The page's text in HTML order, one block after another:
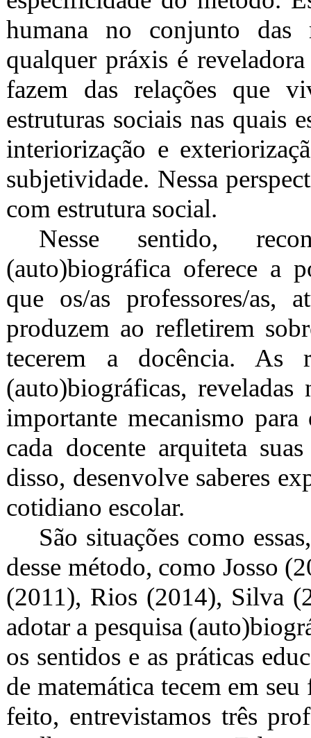
humana no conjunto das
qualquer práxis é
fazem das relações que
estruturas sociais nas quais
interiorização e
subjetividade. Nessa
com estrutura social.
Nesse sentido,
(auto)biográfica oferece a
que os/as professores/as,
produzem ao refletirem
tecerem a docência. As
(auto)biográficas,
importante mecanismo para
cada docente arquiteta
disso, desenvolve saberes
cotidiano escolar.
São situações como
desse método, como Josso
(2011), Rios (2014), Silva
adotar a pesquisa
os sentidos e as práticas
de matemática tecem em
feito, entrevistamos três